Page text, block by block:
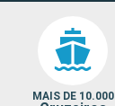
MAIS DE 10.000